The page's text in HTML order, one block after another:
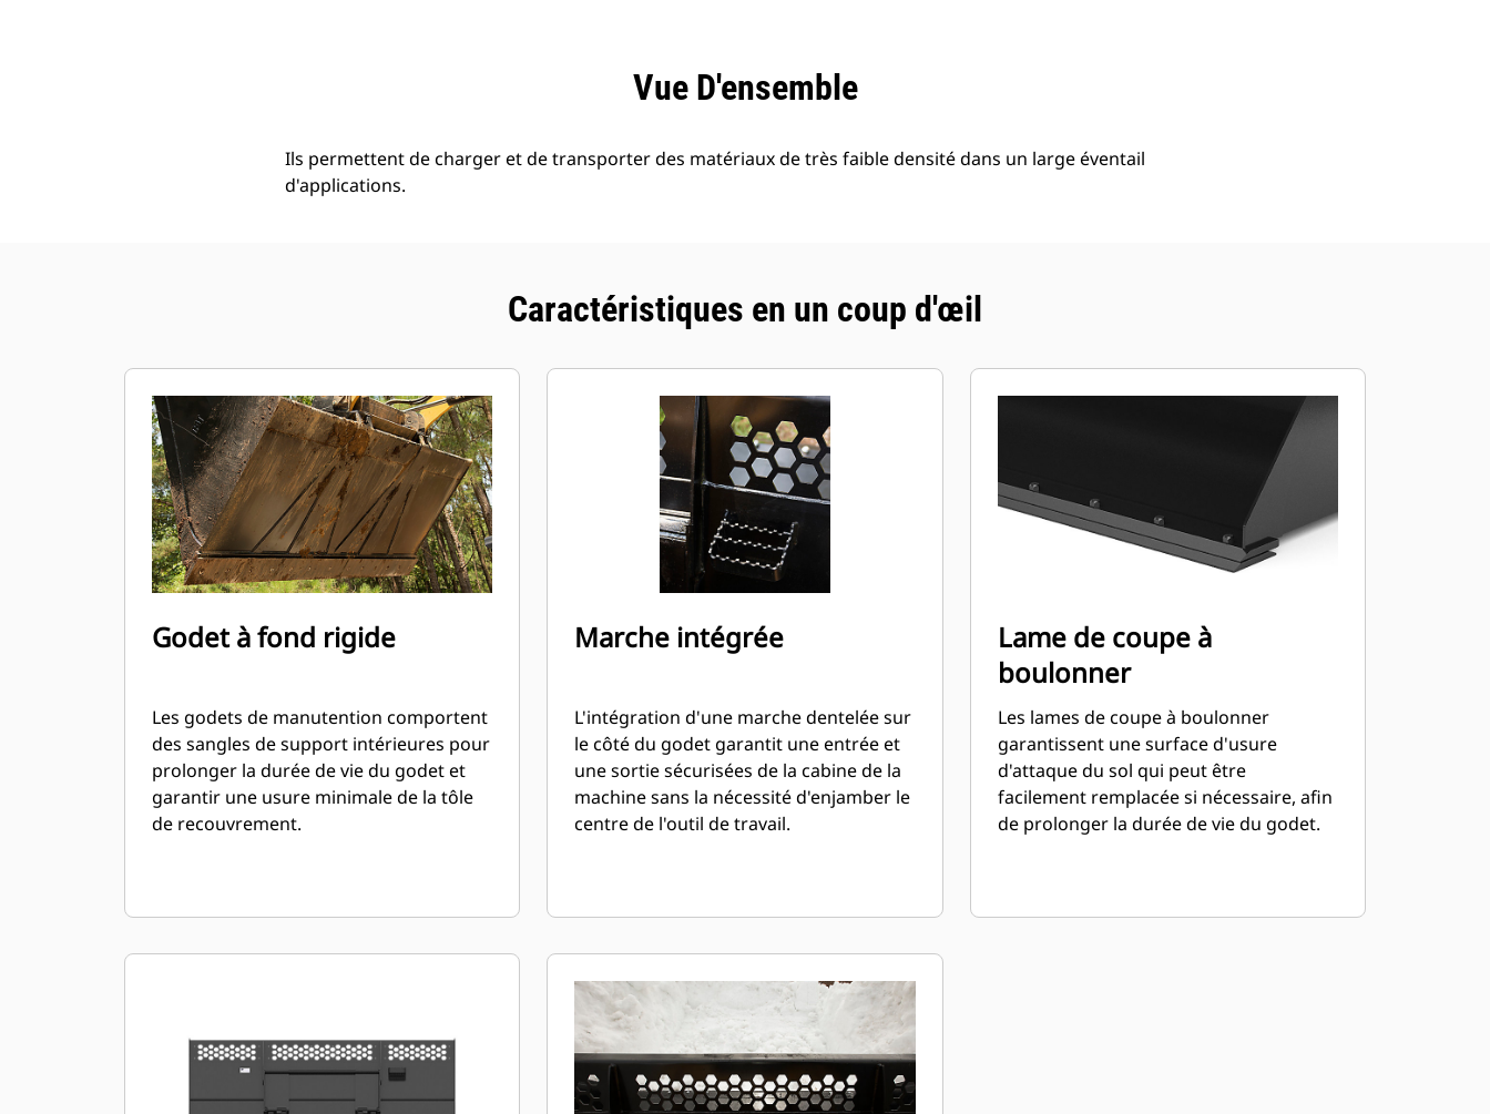
Vue D'ensemble
Ils permettent de charger et de transporter des matériaux de très faible densité dans un large éventail
d'applications.
Caractéristiques en un coup d'œil
Godet à fond rigide
Les godets de manutention comportent
des sangles de support intérieures pour
prolonger la durée de vie du godet et
garantir une usure minimale de la tôle
de recouvrement.
Marche intégrée
L'intégration d'une marche dentelée sur
le côté du godet garantit une entrée et
une sortie sécurisées de la cabine de la
machine sans la nécessité d'enjamber le
centre de l'outil de travail.
Lame de coupe à
boulonner
Les lames de coupe à boulonner
garantissent une surface d'usure
d'attaque du sol qui peut être
facilement remplacée si nécessaire, afin
de prolonger la durée de vie du godet.